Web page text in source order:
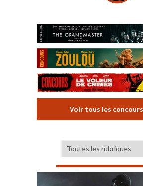
Voir tous les concours